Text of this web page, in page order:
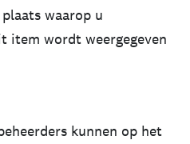
waarop u
wordt weergegeven
kunnen op het